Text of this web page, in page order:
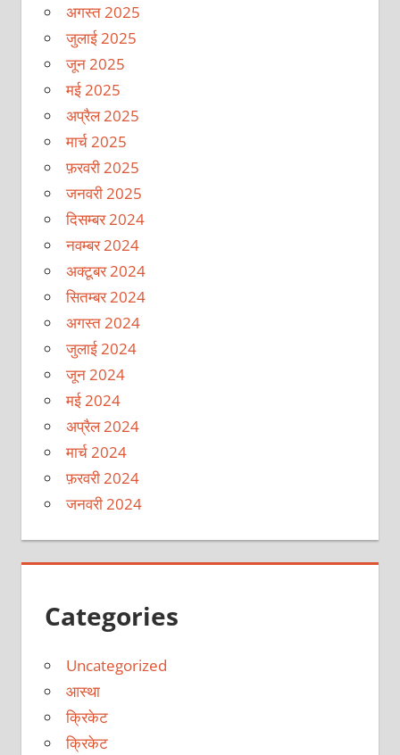
अगस्त 2025
जुलाई 2025
जून 2025
मई 2025
अप्रैल 2025
मार्च 2025
फ़रवरी 2025
जनवरी 2025
दिसम्बर 2024
नवम्बर 2024
अक्टूबर 2024
सितम्बर 2024
अगस्त 2024
जुलाई 2024
जून 2024
मई 2024
अप्रैल 2024
मार्च 2024
फ़रवरी 2024
जनवरी 2024
Categories
Uncategorized
आस्था
क्रिकेट
क्रिकेट